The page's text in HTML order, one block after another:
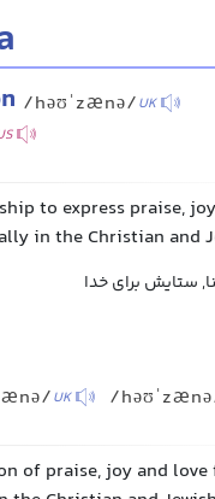
/həʊˈzænə/UK
to express praise,
in the Christian and
ستایش برای خدا
UK /
of praise, joy and love